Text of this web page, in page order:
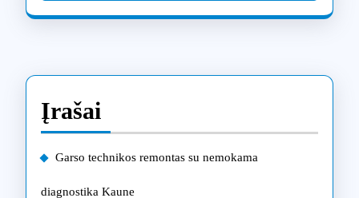
Įrašai
Garso technikos remontas su nemokama
diagnostika Kaune